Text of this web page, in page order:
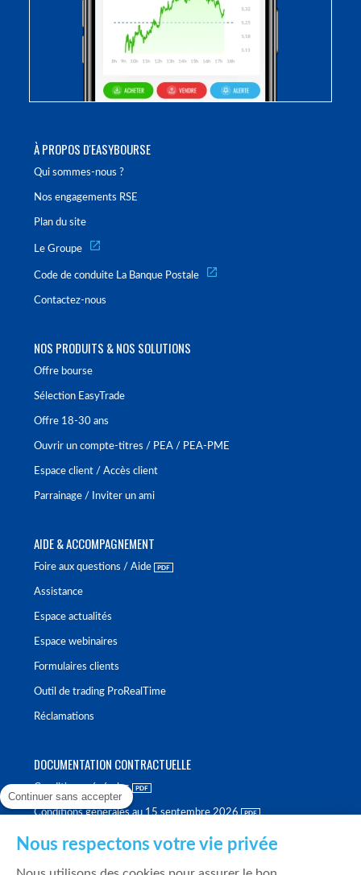
À PROPOS D'EASYBOURSE
Qui sommes-nous ?
Nos engagements RSE
Plan du site
Le Groupe
Code de conduite La Banque Postale
Contactez-nous
NOS PRODUITS & NOS SOLUTIONS
Offre bourse
Sélection EasyTrade
Offre 18-30 ans
Ouvrir un compte-titres / PEA / PEA-PME
Espace client / Accès client
Parrainage / Inviter un ami
AIDE & ACCOMPAGNEMENT
Foire aux questions / Aide
Assistance
Espace actualités
Espace webinaires
Formulaires clients
Outil de trading ProRealTime
Réclamations
DOCUMENTATION CONTRACTUELLE
Conditions générales
Conditions générales au 15 septembre 2026
Continuer sans accepter
Nous respectons votre vie privée